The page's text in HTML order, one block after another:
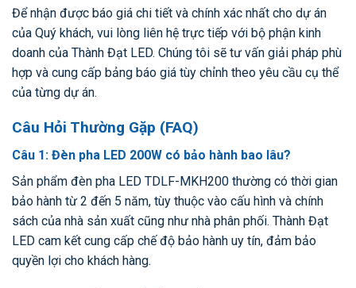
Để nhận được báo giá chi tiết và chính xác nhất cho dự án
của Quý khách, vui lòng liên hệ trực tiếp với bộ phận kinh
doanh của Thành Đạt LED. Chúng tôi sẽ tư vấn giải pháp phù
hợp và cung cấp bảng báo giá tùy chỉnh theo yêu cầu cụ thể
của từng dự án.
Câu Hỏi Thường Gặp (FAQ)
Câu 1: Đèn pha LED 200W có bảo hành bao lâu?
Sản phẩm đèn pha LED TDLF-MKH200 thường có thời gian
bảo hành từ 2 đến 5 năm, tùy thuộc vào cấu hình và chính
sách của nhà sản xuất cũng như nhà phân phối. Thành Đạt
LED cam kết cung cấp chế độ bảo hành uy tín, đảm bảo
quyền lợi cho khách hàng.